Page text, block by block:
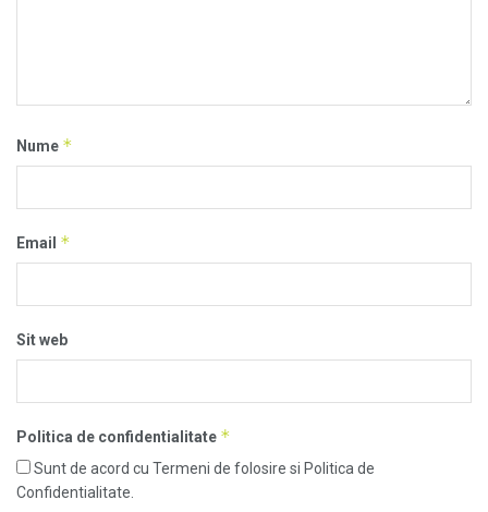
Nume *
Email *
Sit web
Politica de confidentialitate *
Sunt de acord cu Termeni de folosire si Politica de
Confidentialitate.